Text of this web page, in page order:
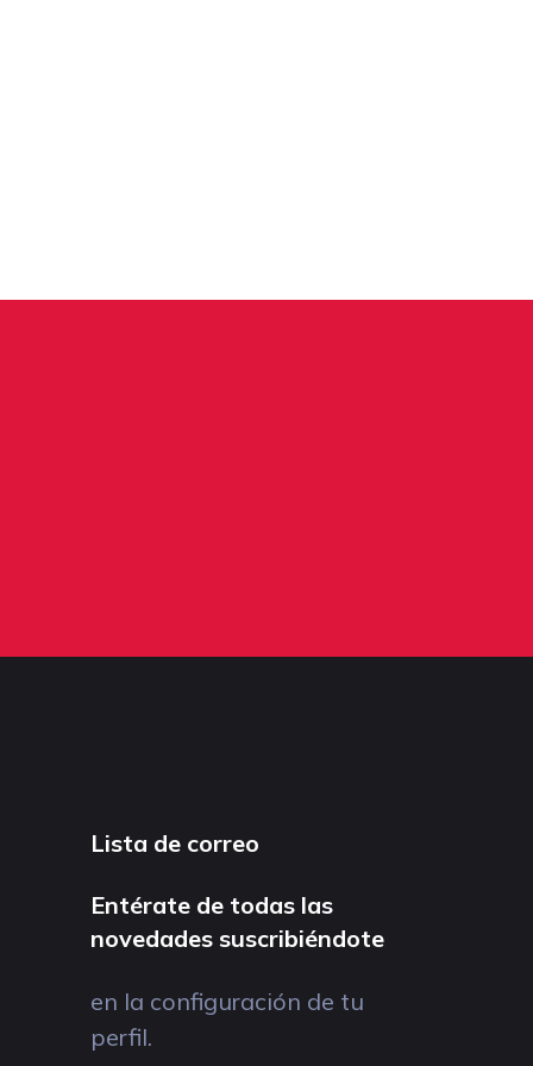
Lista de correo
Entérate de todas las
novedades suscribiéndote
en la configuración de tu
perfil.